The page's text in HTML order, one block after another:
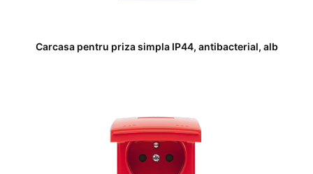
Carcasa pentru priza simpla IP44, antibacterial, alb